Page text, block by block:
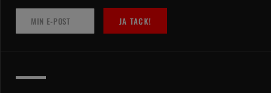
JA TACK!